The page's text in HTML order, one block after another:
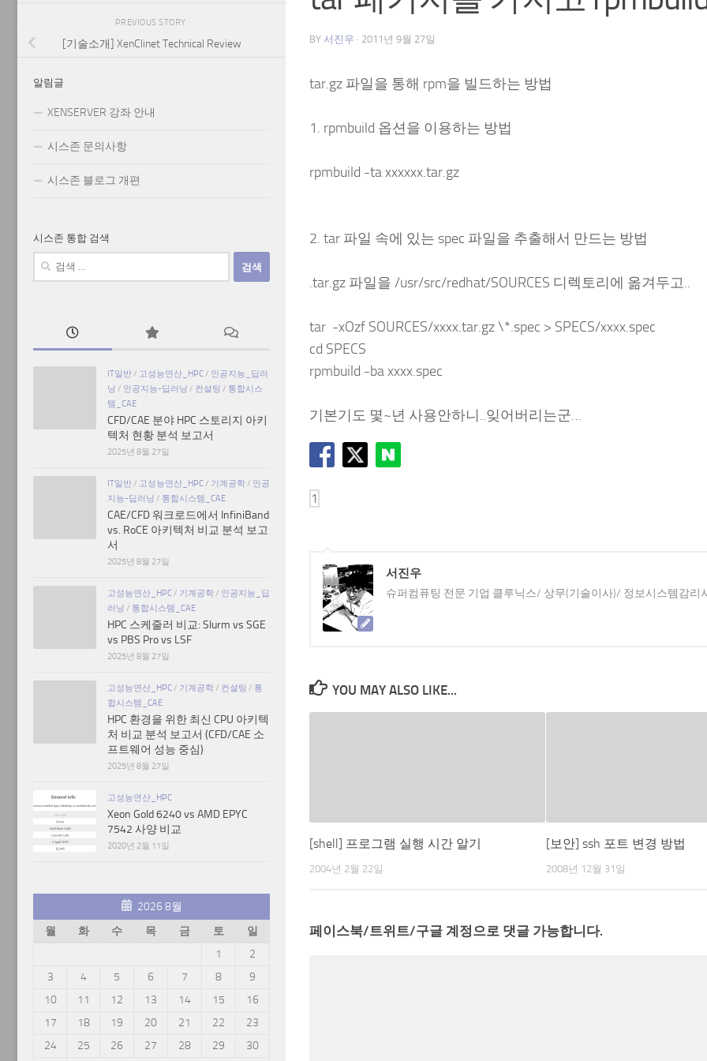
BY 서진우 · 2011년 9월 27일
tar.gz 파일을 통해 rpm을 빌드하는 방법
1. rpmbuild 옵션을 이용하는 방법
rpmbuild -ta xxxxxx.tar.gz
2. tar 파일 속에 있는 spec 파일을 추출해서 만드는 방법
.tar.gz 파일을 /usr/src/redhat/SOURCES 디렉토리에 옮겨두고..
tar -xOzf SOURCES/xxxx.tar.gz \*.spec > SPECS/xxxx.spec
cd SPECS
rpmbuild -ba xxxx.spec
기본기도 몇~년 사용안하니..잊어버리는군…
서진우
슈퍼컴퓨팅 전문 기업 클루닉스/ 상무(기술이사)/ 정보시스템감리
YOU MAY ALSO LIKE...
[shell] 프로그램 실행 시간 알기
2004년 2월 22일
[보안] ssh 포트 변경 방법
2008년 12월 31일
페이스북/트위트/구글 계정으로 댓글 가능합니다.
PREVIOUS STORY
[기술소개] XenClinet Technical Review
알림글
XENSERVER 강좌 안내
시스존 문의사항
시스존 블로그 개편
시스존 통합 검색
검
IT일반/ 고성능연산_HPC/ 인공지능_딥러
닝 / 인공지능-딥러닝 / 컨설팅 / 통합시스
템_CAE
CFD/CAE 분야 HPC 스토리지 아키
텍처 현황 분석 보고서
2025년 8월 27일
IT일반/ 고성능연산_HPC/ 기계공학/ 인공
지능-딥러닝 / 통합시스템_CAE
CAE/CFD 워크로드에서 InfiniBand
vs. RoCE 아키텍처 비교 분석 보고
서
2025년 8월 27일
고성능연산_HPC/ 기계공학/ 인공지능_딥
러닝 / 통합시스템_CAE
HPC 스케줄러 비교: Slurm vs SGE
vs PBS Pro vs LSF
2025년 8월 27일
고성능연산_HPC/ 기계공학/ 컨설팅 / 통
합시스템_CAE
HPC 환경을 위한 최신 CPU 아키텍
처 비교 분석 보고서 (CFD/CAE 소
프트웨어 성능 중심)
2025년 8월 27일
고성능연산_HPC
Xeon Gold 6240 vs AMD EPYC
7542 사양 비교
2020년 2월 11일
2026 8월
월
화 수 목 금 토
일
1
2
3
4 5 6 7 8
9
10
11 12 13 14 15
16
17
18 19 20 21 22
23
24
25 26 27 28 29 30